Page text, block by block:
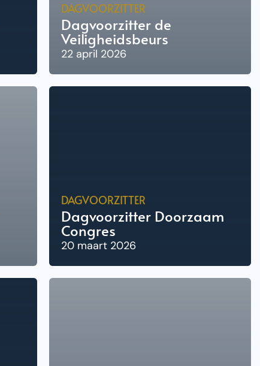
DAGVOORZITTER
Dagvoorzitter de
Veiligheidsbeurs
22 april 2026
DAGVOORZITTER
Dagvoorzitter Doorzaam
Congres
20 maart 2026